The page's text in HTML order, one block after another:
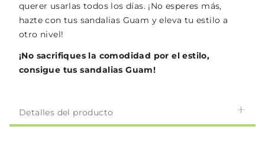
querer usarlas todos los días. ¡No esperes más,
hazte con tus sandalias Guam y eleva tu estilo a
otro nivel!
¡No sacrifiques la comodidad por el estilo,
consigue tus sandalias Guam!
Detalles del producto